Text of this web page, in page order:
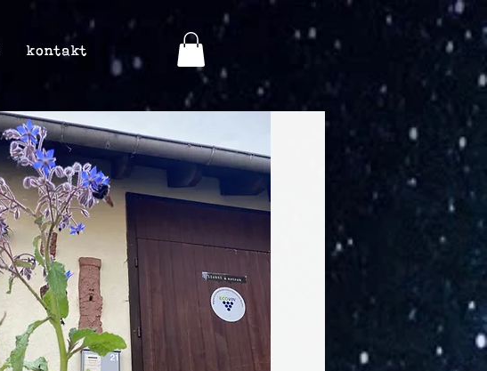
kontakt